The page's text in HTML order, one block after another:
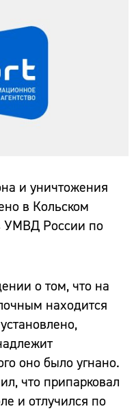
и уничтожения
в Кольском
УМВД России по
о том, что на
находится
оно было угнано.
что припарковал
и отлучился по